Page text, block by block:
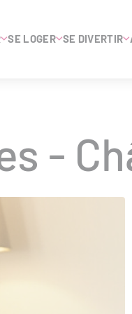
SE LOGER SE DIVERTIR
-